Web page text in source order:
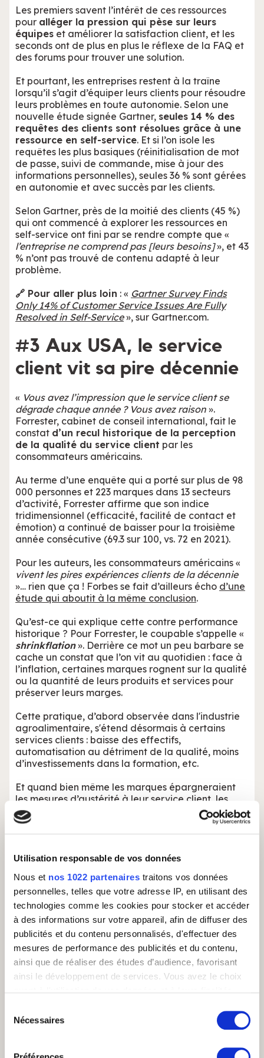
Utilisation responsable de vos données
Nous et nos 1022 partenaires traitons vos données
personnelles, telles que votre adresse IP, en utilisant des
technologies comme les cookies pour stocker et accéder
à des informations sur votre appareil, afin de diffuser des
publicités et du contenu personnalisés, d'effectuer des
mesures de performance des publicités et du contenu,
ainsi que de réaliser des études d’audience, favorisant
ainsi le développement de services. Vous avez le choix
tout moment en consultant la Déclaration relative aux
cookies ou en cliquant sur l'icône de confidentialité.
Nécessaires
Les premiers savent l’intérêt de ces ressources
pour alléger la pression qui pèse sur leurs
équipes et améliorer la satisfaction client, et les
seconds ont de plus en plus le réflexe de la FAQ et
des forums pour trouver une solution.
Et pourtant, les entreprises restent à la traîne
lorsqu’il s’agit d’équiper leurs clients pour résoudre
leurs problèmes en toute autonomie. Selon une
nouvelle étude signée Gartner, seules 14 % des
requêtes des clients sont résolues grâce à une
ressource en self-service. Et si l’on isole les
requêtes les plus basiques (réinitialisation de mot
de passe, suivi de commande, mise à jour des
informations personnelles), seules 36 % sont gérées
en autonomie et avec succès par les clients.
Selon Gartner, près de la moitié des clients (45 %)
qui ont commencé à explorer les ressources en
self-service ont fini par se rendre compte que «
l’entreprise ne comprend pas [leurs besoins]», et 43
% n’ont pas trouvé de contenu adapté à leur
problème.
🔗 Pour aller plus loin : « Gartner Survey Finds
Only 14% of Customer Service Issues Are Fully
Resolved in Self-Service», sur Gartner.com.
#3 Aux USA, le service
client vit sa pire décennie
« Vous avez l’impression que le service client se
dégrade chaque année ? Vous avez raison ».
Forrester, cabinet de conseil international, fait le
constat d’un recul historique de la perception
de la qualité du service client par les
consommateurs américains.
Au terme d’une enquête qui a porté sur plus de 98
000 personnes et 223 marques dans 13 secteurs
d’activité, Forrester affirme que son indice
tridimensionnel (efficacité, facilité de contact et
émotion) a continué de baisser pour la troisième
année consécutive (69.3 sur 100, vs. 72 en 2021).
Pour les auteurs, les consommateurs américains «
vivent les pires expériences clients de la décennie
»… rien que ça ! Forbes se fait d’ailleurs écho d’une
étude qui aboutit à la même conclusion.
Qu’est-ce qui explique cette contre performance
historique ? Pour Forrester, le coupable s’appelle «
shrinkflation». Derrière ce mot un peu barbare se
cache un constat que l’on vit au quotidien : face à
l’inflation, certaines marques rognent sur la qualité
ou la quantité de leurs produits et services pour
préserver leurs marges.
Cette pratique, d’abord observée dans l'industrie
agroalimentaire, s'étend désormais à certains
services clients : baisse des effectifs,
automatisation au détriment de la qualité, moins
d’investissements dans la formation, etc.
Et quand bien même les marques épargneraient
les mesures d’austérité à leur service client, les
consommateurs s’attendent forcément à une
meilleure qualité de service lorsque les prix des
produits augmentent.
🔗 Pour aller plus loin: «Customer service is worse
#4 Les centres d’appels,
c’est aussi pour sauver des
vies
À l’occasion de la journée mondiale de la
prévention du suicide, célébrée ce mardi 10
centres d’appels du 3114, le numéro à composer
quand on a des idées noires ou que l’on s’inquiète